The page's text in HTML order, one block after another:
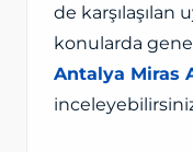
de karşılaşılan
konularda
Antalya Miras